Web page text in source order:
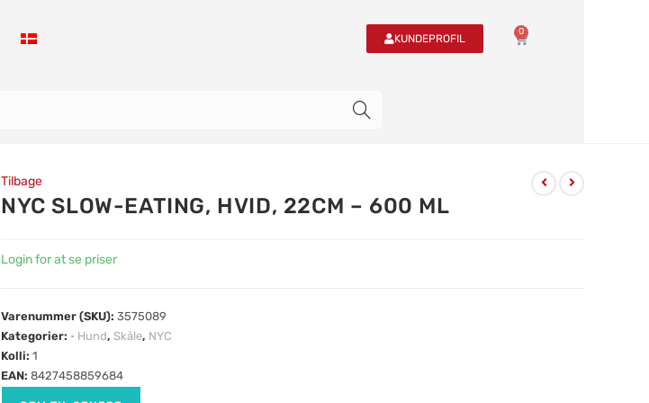
KUNDEPROFIL
0
Tilbage
NYC SLOW-EATING, HVID, 22CM – 600 ML
Login for at se priser
Varenummer (SKU): 3575089
Kategorier: • Hund, Skåle, NYC
Kolli: 1
EAN: 8427458859684